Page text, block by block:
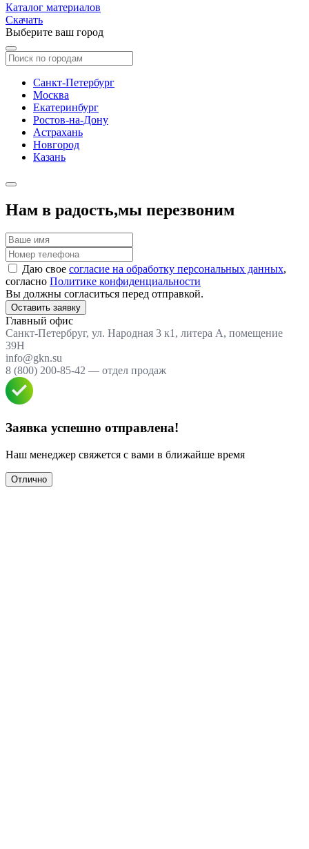
Каталог материалов
Скачать
Выберите ваш город
Санкт-Петербург
Москва
Екатеринбург
Ростов-на-Дону
Астрахань
Новгород
Казань
Нам в радость,мы перезвоним
Даю свое согласие на обработку персональных данных,
согласно Политике конфиденциальности
Вы должны согласиться перед отправкой.
Оставить заявку
Главный офис
Санкт-Петербруг, ул. Народная 3 к1, литера А, помещение
39Н
info@gkn.su
8 (800) 200-85-42 — отдел продаж
Заявка успешно отправлена!
Наш менеджер свяжется с вами в ближайше время
Отлично